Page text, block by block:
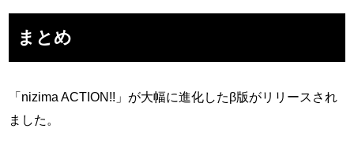
まとめ
「nizima ACTION!!」が大幅に進化したβ版がリリースされ
ました。